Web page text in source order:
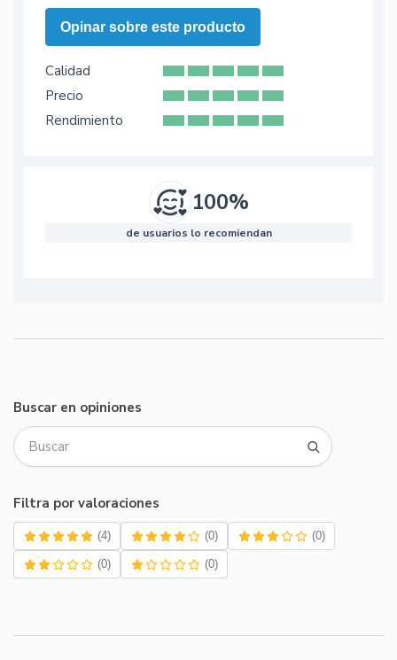
Opinar sobre este producto
Calidad
Precio
Rendimiento
100%
de usuarios lo recomiendan
Buscar en opiniones
Filtra por valoraciones
(4) (0) (0)
(0) (0)